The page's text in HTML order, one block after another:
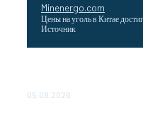
Minenergo.com
Цены на уголь в Китае
Источник
05.08.2026